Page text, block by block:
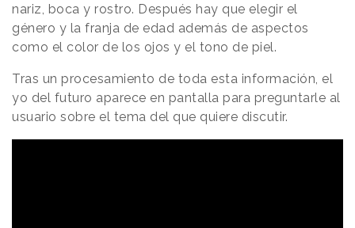
nariz, boca y rostro. Después hay que elegir el
género y la franja de edad además de aspectos
como el color de los ojos y el tono de piel.
Tras un procesamiento de toda esta información, el
yo del futuro aparece en pantalla para preguntarle al
usuario sobre el tema del que quiere discutir.